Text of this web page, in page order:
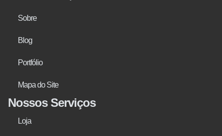
Sobre
Blog
Portfólio
Mapa do Site
Nossos Serviços
Loja